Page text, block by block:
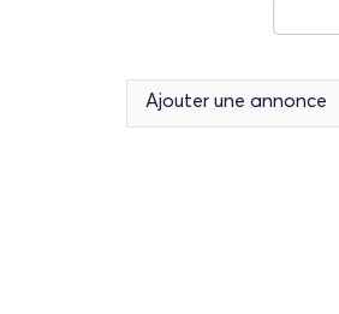
Ajouter une annonce